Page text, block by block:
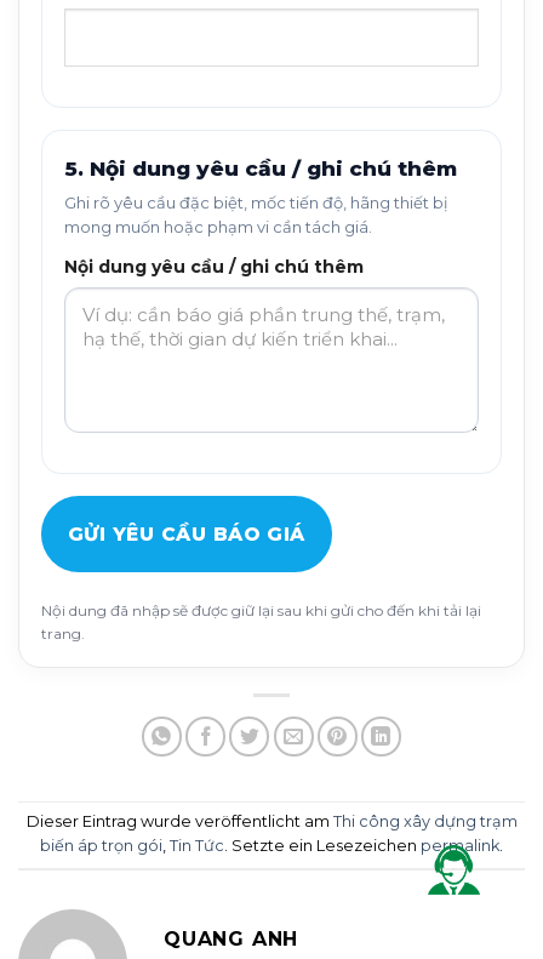
5. Nội dung yêu cầu / ghi chú thêm
Ghi rõ yêu cầu đặc biệt, mốc tiến độ, hãng thiết bị
mong muốn hoặc phạm vi cần tách giá.
Nội dung yêu cầu / ghi chú thêm
GỬI YÊU CẦU BÁO GIÁ
Nội dung đã nhập sẽ được giữ lại sau khi gửi cho đến khi tải lại
trang.
Dieser Eintrag wurde veröffentlicht am Thi công xây dựng trạm
biến áp trọn gói, Tin Tức. Setzte ein Lesezeichen permalink.
QUANG ANH